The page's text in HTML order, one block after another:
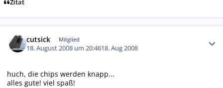
Zitat
cutsick Mitglied
18. August 2008 um 20:4618. Aug 2008
huch, die chips werden knapp...
alles gute! viel spaß!